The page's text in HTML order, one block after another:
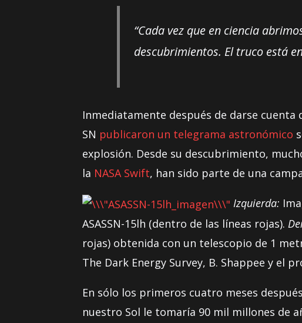
“Cada vez que en ciencia
descubrimientos. El truco está
Inmediatamente después de darse
SN publicaron un telegrama astronómico
explosión. Desde su descubrimiento,
la NASA Swift, han sido parte de una
Izquierda:
ASASSN-15lh (dentro de las líneas rojas).
rojas) obtenida con un telescopio de 1
The Dark Energy Survey, B. Shappee y el
En sólo los primeros cuatro meses
nuestro Sol le tomaría 90 mil millones de